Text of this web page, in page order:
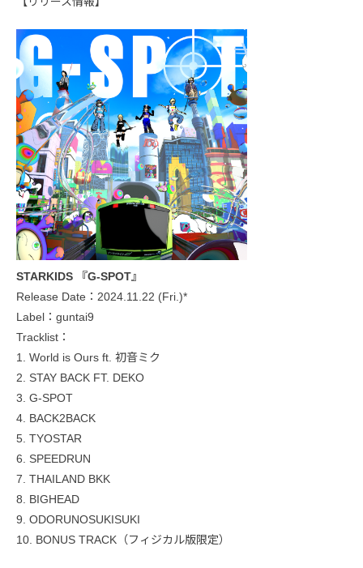
STARKIDS 『G-SPOT』
Release Date：2024.11.22 (Fri.)*
Label：guntai9
Tracklist：
1. World is Ours ft. 初音ミク
2. STAY BACK FT. DEKO
3. G-SPOT
4. BACK2BACK
5. TYOSTAR
6. SPEEDRUN
7. THAILAND BKK
8. BIGHEAD
9. ODORUNOSUKISUKI
10. BONUS TRACK（フィジカル版限定）